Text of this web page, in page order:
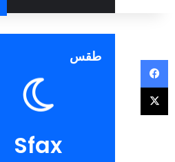
طقس
Sfax
فيسبوك
‫X